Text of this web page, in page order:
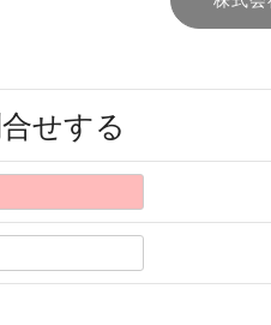
せする